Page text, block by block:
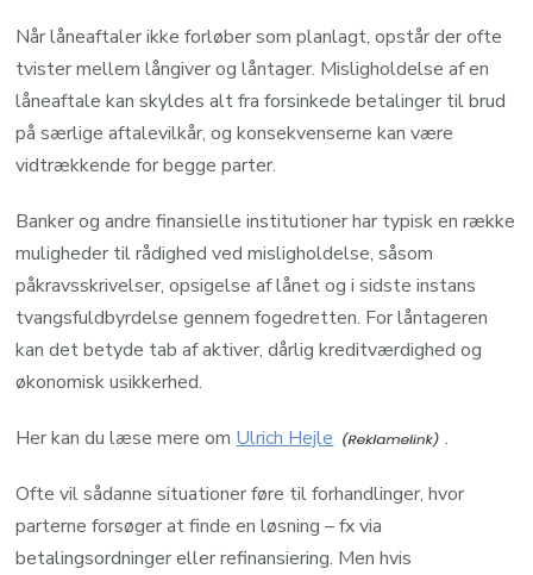
Når låneaftaler ikke forløber som planlagt, opstår der ofte
tvister mellem långiver og låntager. Misligholdelse af en
låneaftale kan skyldes alt fra forsinkede betalinger til brud
på særlige aftalevilkår, og konsekvenserne kan være
vidtrækkende for begge parter.
Banker og andre finansielle institutioner har typisk en række
muligheder til rådighed ved misligholdelse, såsom
påkravsskrivelser, opsigelse af lånet og i sidste instans
tvangsfuldbyrdelse gennem fogedretten. For låntageren
kan det betyde tab af aktiver, dårlig kreditværdighed og
økonomisk usikkerhed.
Her kan du læse mere om Ulrich Hejle .
Ofte vil sådanne situationer føre til forhandlinger, hvor
parterne forsøger at finde en løsning – fx via
betalingsordninger eller refinansiering. Men hvis